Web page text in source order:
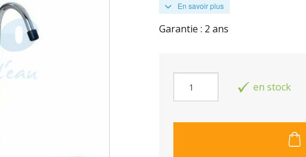
en stock
En savoir plus
Garantie : 2 ans